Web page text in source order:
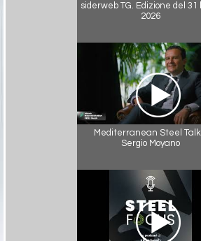
siderweb TG. Edizione del 31
2026
Mediterranean Steel
Sergio Moyano